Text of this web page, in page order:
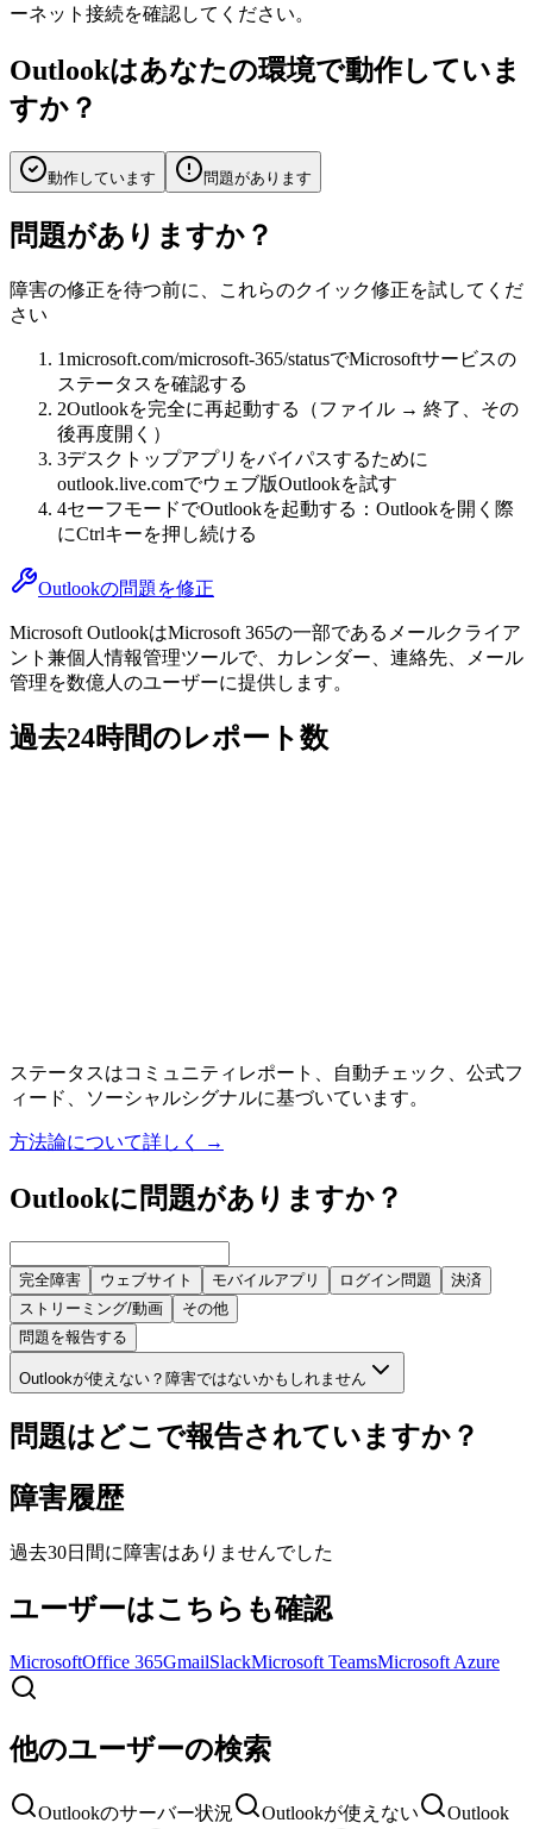
ーネット接続を確認してください。
Outlookはあなたの環境で動作していま
すか？
動作しています 問題があります
問題がありますか？
障害の修正を待つ前に、これらのクイック修正を試してくだ
さい
1microsoft.com/microsoft-365/statusでMicrosoftサービスの
ステータスを確認する
2Outlookを完全に再起動する（ファイル → 終了、その
後再度開く）
3デスクトップアプリをバイパスするために
outlook.live.comでウェブ版Outlookを試す
4セーフモードでOutlookを起動する：Outlookを開く際
にCtrlキーを押し続ける
Outlookの問題を修正
Microsoft OutlookはMicrosoft 365の一部であるメールクライア
ント兼個人情報管理ツールで、カレンダー、連絡先、メール
管理を数億人のユーザーに提供します。
過去24時間のレポート数
ステータスはコミュニティレポート、自動チェック、公式フ
ィード、ソーシャルシグナルに基づいています。
方法論について詳しく →
Outlookに問題がありますか？
完全障害 ウェブサイト モバイルアプリ ログイン問題
決済
ストリーミング/動画
その他
問題を報告する
Outlookが使えない？障害ではないかもしれません
問題はどこで報告されていますか？
障害履歴
過去30日間に障害はありませんでした
ユーザーはこちらも確認
MicrosoftOffice 365GmailSlackMicrosoft TeamsMicrosoft Azure
他のユーザーの検索
Outlookのサーバー状況 Outlookが使えない
Outlook